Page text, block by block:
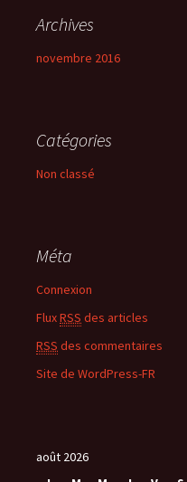
Archives
novembre 2016
Catégories
Non classé
Méta
Connexion
FluxRSS des articles
RSS des commentaires
Site de WordPress-FR
août 2026